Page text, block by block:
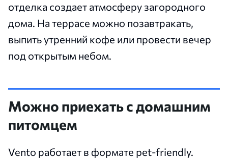
отделка создает атмосферу загородного
дома. На террасе можно позавтракать,
выпить утренний кофе или провести вечер
под открытым небом.
Можно приехать с домашним
питомцем
Vento работает в формате pet-friendly.